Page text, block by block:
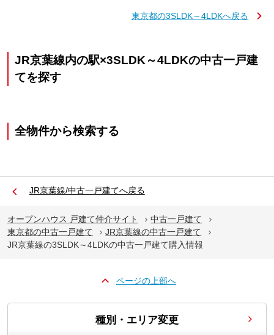
東京都の3SLDK～4LDKへ戻る
JR京葉線内の駅×3SLDK～4LDKの中古一戸建
てを探す
全物件から検索する
JR京葉線/中古一戸建てへ戻る
オープンハウス 戸建て仲介サイト
中古一戸建て
東京都の中古一戸建て
JR京葉線の中古一戸建て
JR京葉線の3SLDK～4LDKの中古一戸建て購入情報
ページの上部へ
種別・エリア変更